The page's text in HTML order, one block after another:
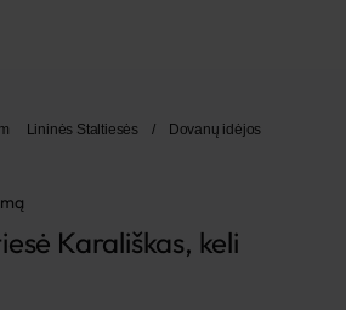
Lininės Staltiesės / Dovanų idėjos
Karališkas, keli